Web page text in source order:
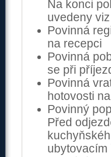
Na konci
uvedeny
Povinná
na recepci
Povinná
se při
Povinná
hotovosti
Povinný
Před